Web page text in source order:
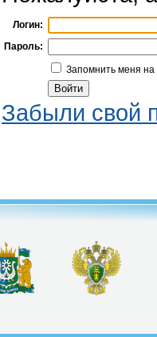
Логин:
Пароль:
Запомнить меня
Забыли свой